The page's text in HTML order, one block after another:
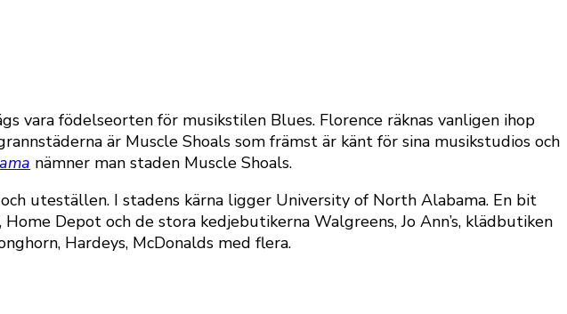
vara födelseorten för musikstilen Blues. Florence räknas vanligen ihop
är Muscle Shoals som främst är känt för sina musikstudios och
nämner man staden Muscle Shoals.
uteställen. I stadens kärna ligger University of North Alabama. En bit
Depot och de stora kedjebutikerna Walgreens, Jo Ann’s, klädbutiken
Hardeys, McDonalds med flera.